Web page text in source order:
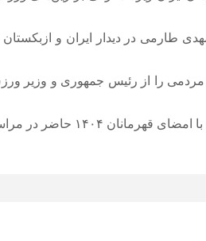
را از رئیس جمهوری و وزیر